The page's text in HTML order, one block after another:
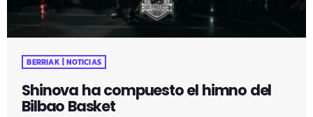
BERRIAK | NOTICIAS
Shinova ha compuesto el himno del
Bilbao Basket